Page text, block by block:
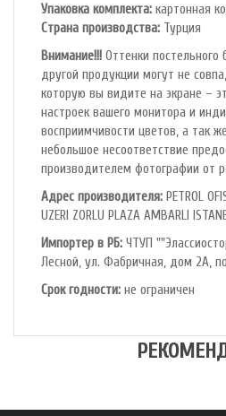
Упаковка комплекта: картонная
Cтрана производства: Турция
Внимание!!! Оттенки постельного
другой продукции могут не
которую вы видите на экране –
настроек вашего монитора и
восприимчивости цветов, а так
небольшое несоответствие
производителем фотографии от
Адрес производителя: PETROL
UZERI ZORLU PLAZA AMBARLI
Импортер в РБ: ЧТУП
Лесной, ул. Фабричная, дом 2А,
Срок годности: не ограничен